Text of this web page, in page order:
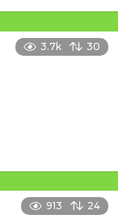
3.7k 30
913 24